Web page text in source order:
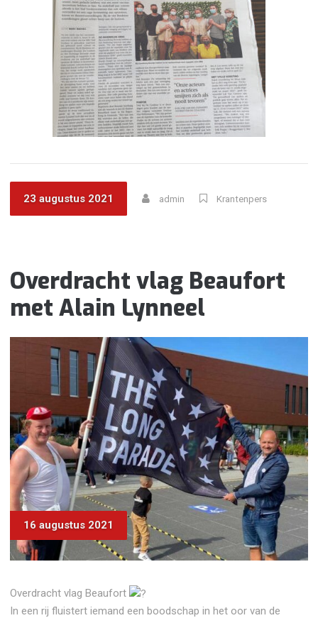
23 augustus 2021 admin Krantenpers
Overdracht vlag Beaufort
met Alain Lynneel
16 augustus 2021
Overdracht vlag Beaufort
In een rij fluistert iemand een boodschap in het oor van de